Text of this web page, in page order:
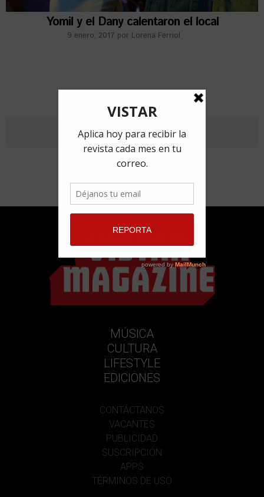
Yomil y el Dany calentaron el local
9 enero, 2017 por Lorena Ferriol
RECIENTES
MÚSICA
CULTURA
LIFESTYLE
EDICIONES
CONTÁCTANOS
VACANTES
PUBLICIDAD
SUSCRIPCIÓN
APPS
TÉRMINOS DE USO